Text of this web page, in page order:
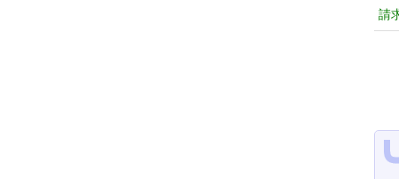
請